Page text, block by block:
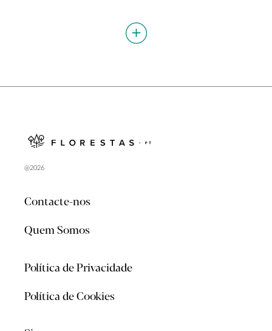
@2026
Contacte-nos
Quem Somos
Política de Privacidade
Política de Cookies